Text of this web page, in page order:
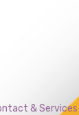
& Services